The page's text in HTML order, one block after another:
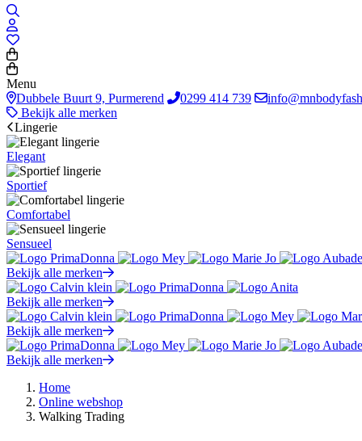
Menu
Dubbele Buurt 9, Purmerend
0299 414 739
Bekijk alle merken
Lingerie
Elegant
Sportief
Comfortabel
Sensueel
Bekijk alle merken
Bekijk alle merken
Bekijk alle merken
Bekijk alle merken
Home
Online webshop
Walking Trading